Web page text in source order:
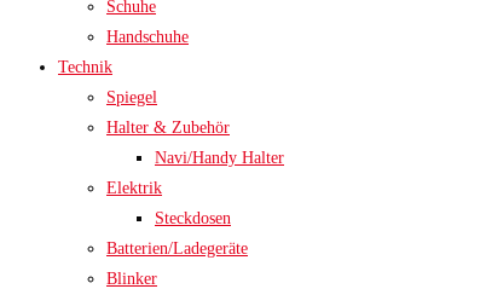
Schuhe
Handschuhe
Technik
Spiegel
Halter & Zubehör
Navi/Handy Halter
Elektrik
Steckdosen
Batterien/Ladegeräte
Blinker